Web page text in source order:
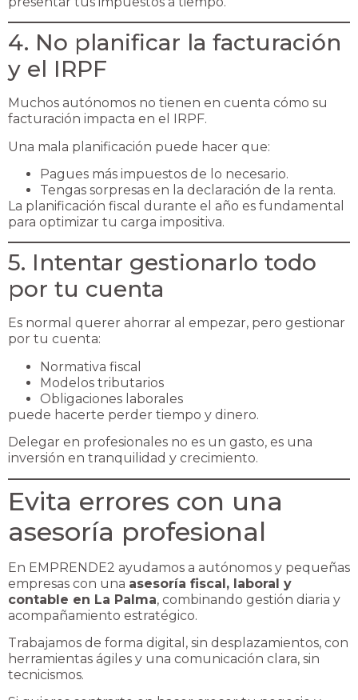
4. No planificar la facturación
y el IRPF
Muchos autónomos no tienen en cuenta cómo su
facturación impacta en el IRPF.
Una mala planificación puede hacer que:
Pagues más impuestos de lo necesario.
Tengas sorpresas en la declaración de la renta.
La planificación fiscal durante el año es fundamental
para optimizar tu carga impositiva.
5. Intentar gestionarlo todo
por tu cuenta
Es normal querer ahorrar al empezar, pero gestionar
por tu cuenta:
Normativa fiscal
Modelos tributarios
Obligaciones laborales
puede hacerte perder tiempo y dinero.
Delegar en profesionales no es un gasto, es una
inversión en tranquilidad y crecimiento.
Evita errores con una
asesoría profesional
En EMPRENDE2 ayudamos a autónomos y pequeñas
empresas con una asesoría fiscal, laboral y
contable en La Palma, combinando gestión diaria y
acompañamiento estratégico.
Trabajamos de forma digital, sin desplazamientos, con
herramientas ágiles y una comunicación clara, sin
tecnicismos.